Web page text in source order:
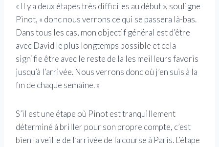
« Il y a deux étapes très difficiles au début », souligne
Pinot, « donc nous verrons ce qui se passera là-bas.
Dans tous les cas, mon objectif général est d’être
avec David le plus longtemps possible et cela
signifie être avec le reste de la les meilleurs favoris
jusqu’à l’arrivée. Nous verrons donc où j’en suis à la
fin de chaque semaine. »
S’il est une étape où Pinot est tranquillement
déterminé à briller pour son propre compte, c’est
bien la veille de l’arrivée de la course à Paris. L’étape